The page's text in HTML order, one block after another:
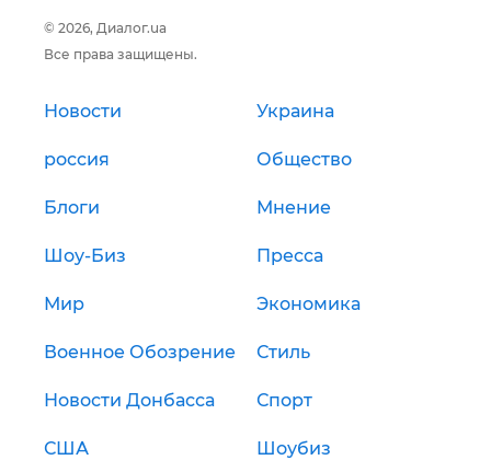
© 2026, Диалог.ua
Все права защищены.
Новости Украина
россия Общество
Блоги Мнение
Шоу-Биз Пресса
Мир Экономика
Военное Обозрение Стиль
Новости Донбасса Спорт
США Шоубиз